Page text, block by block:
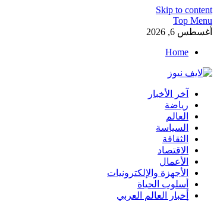
Skip to content
Top Menu
أغسطس 6, 2026
Home
لايف نيوز
آخر الأخبار العاجلة لحظة بلحظة من العالم العربي
آخر الأخبار
رياضة
العالم
السياسة
الثقافة
الاقتصاد
الأعمال
الأجهزة والإلكترونيات
أسلوب الحياة
أخبار العالم العربي